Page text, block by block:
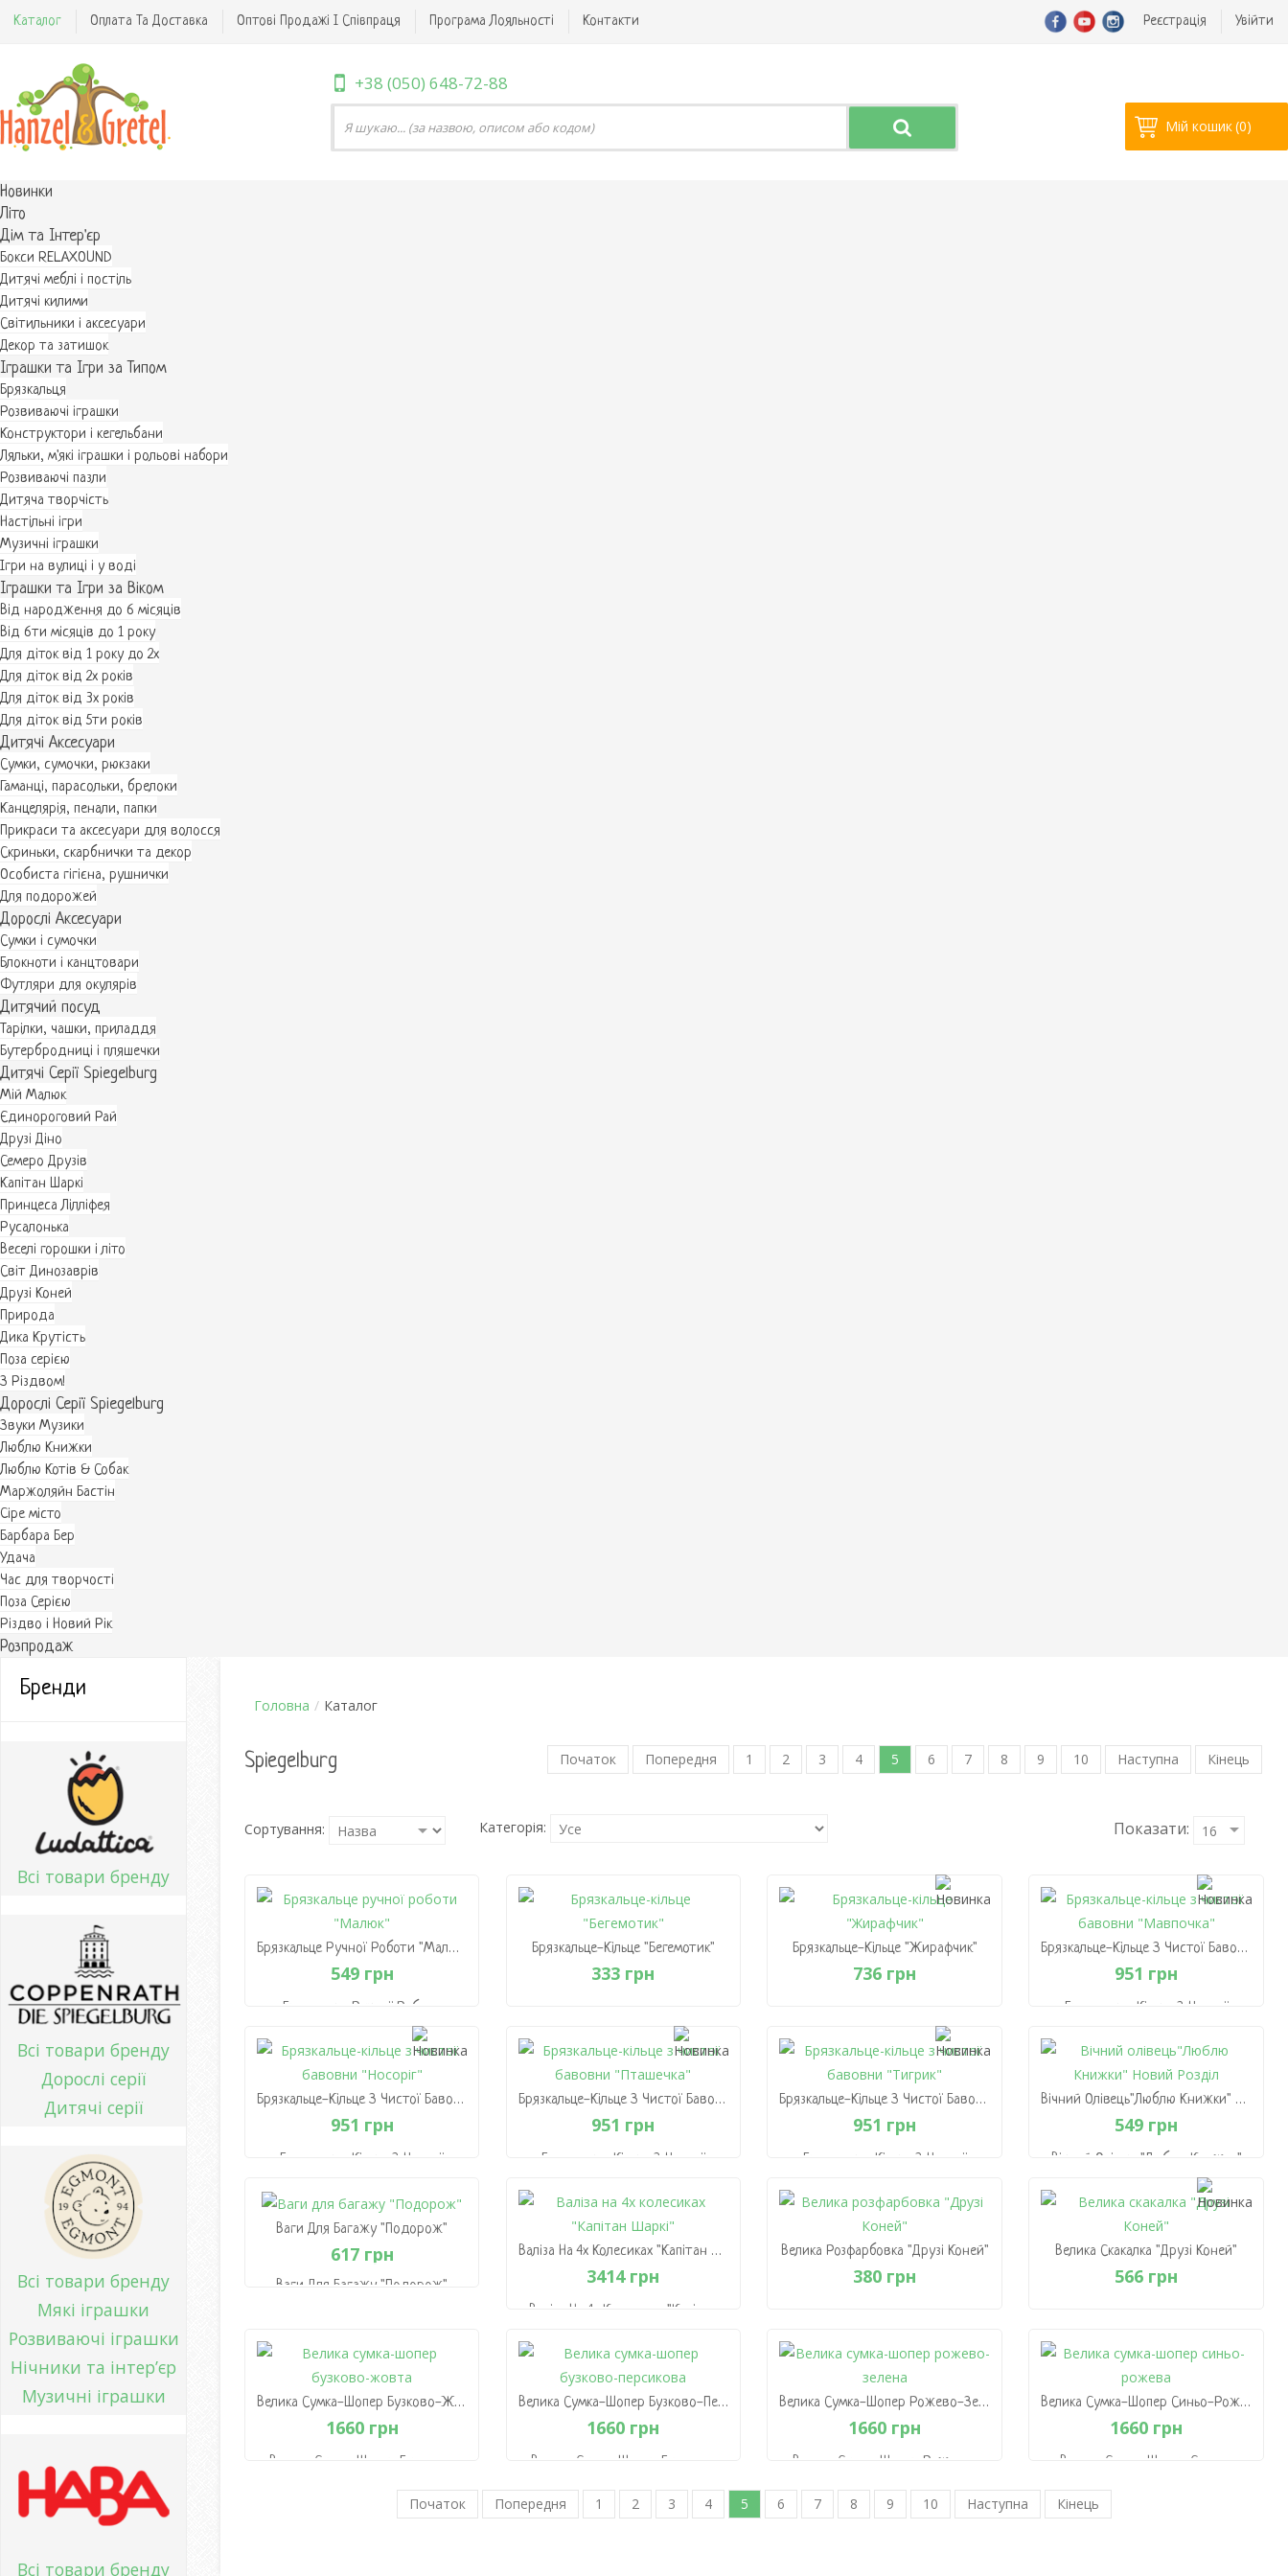
Каталог Оплата Та Доставка Оптові Продажі І Співпраця Програма Лояльності Контакти Реєстрація Увійти
+38 (050) 648-72-88
Мій кошик(0)
Новинки
Літо
Дім та Інтер'єр
Бокси RELAXOUND
Дитячі меблі і постіль
Дитячі килими
Світильники і аксесуари
Декор та затишок
Іграшки та Ігри за Типом
Брязкальця
Розвиваючі іграшки
Конструктори і кегельбани
Ляльки, м'які іграшки і рольові набори
Розвиваючі пазли
Дитяча творчість
Настільні ігри
Музичні іграшки
Ігри на вулиці і у воді
Іграшки та Ігри за Віком
Від народження до 6 місяців
Від 6ти місяців до 1 року
Для діток від 1 року до 2х
Для діток від 2х років
Для діток від 3х років
Для діток від 5ти років
Дитячі Аксесуари
Сумки, сумочки, рюкзаки
Гаманці, парасольки, брелоки
Канцелярія, пенали, папки
Прикраси та аксесуари для волосся
Скриньки, скарбнички та декор
Особиста гігієна, рушнички
Для подорожей
Дорослі Аксесуари
Сумки і сумочки
Блокноти і канцтовари
Футляри для окулярів
Дитячий посуд
Тарілки, чашки, приладдя
Бутербродниці і пляшечки
Дитячі Серії Spiegelburg
Мій Малюк
Єдинороговий Рай
Друзі Діно
Семеро Друзів
Капітан Шаркі
Принцеса Лілліфея
Русалонька
Веселі горошки і літо
Світ Динозаврів
Друзі Коней
Природа
Дика Крутість
Поза серією
З Різдвом!
Дорослі Серії Spiegelburg
Звуки Музики
Люблю Книжки
Люблю Котів & Собак
Маржоляйн Бастін
Cіре місто
Барбара Бер
Удача
Час для творчості
Поза Серією
Різдво і Новий Рік
Розпродаж
Бренди
Всі товари бренду
Всі товари бренду
Дорослі серії
Дитячі серії
Всі товари бренду
Мякі іграшки
Розвиваючі іграшки
Нічники та інтер’єр
Музичні іграшки
Всі товари бренду
Головна / Каталог
Початок Попередня 1 2 3 4 5 6 7 8 9 10 Наступна Кінець
Spiegelburg
Сортування: Категорія: Показати:
Брязкальце Ручної Роботи "Малюк"
549 грн
Брязкальце Ручної Роботи
549 грн
В Кошик
Брязкальце-Кільце "Бегемотик"
333 грн
Брязкальце-Кільце "Бегемотик"
333 грн
В Кошик
Брязкальце-Кільце "Жирафчик"
736 грн
Брязкальце-Кільце "Жирафчик"
736 грн
В Кошик
Брязкальце-Кільце З Чистої Бавовни "Мавпочка"
951 грн
Брязкальце-Кільце З Чистої
951 грн
В Кошик
Брязкальце-Кільце З Чистої Бавовни "Носоріг"
951 грн
Брязкальце-Кільце З Чистої
951 грн
В Кошик
Брязкальце-Кільце З Чистої Бавовни "Пташечка"
951 грн
Брязкальце-Кільце З Чистої
951 грн
В Кошик
Брязкальце-Кільце З Чистої Бавовни "Тигрик"
951 грн
Брязкальце-Кільце З Чистої
951 грн
В Кошик
Вічний Олівець"Люблю Книжки" Новий Розділ
549 грн
Вічний Олівець"Люблю Книжки"
549 грн
В Кошик
Ваги Для Багажу "Подорож"
617 грн
Ваги Для Багажу "Подорож"
В Кошик
Валіза На 4х Колесиках "Капітан Шаркі"
3414 грн
Валіза На 4х Колесиках "Капітан
3414 грн
В Кошик
Велика Розфарбовка "Друзі Коней"
380 грн
380 грн
В Кошик
Велика Скакалка "Друзі Коней"
566 грн
566 грн
В Кошик
Велика Сумка-Шопер Бузково-Жовта
1660 грн
Велика Сумка-Шопер Бузково-
Велика Сумка-Шопер Бузково-Персикова
1660 грн
Велика Сумка-Шопер Бузково-
1660 грн
Велика Сумка-Шопер Рожево-Зелена
1660 грн
Велика Сумка-Шопер Рожево-
1660 грн
Велика Сумка-Шопер Синьо-Рожева
1660 грн
Велика Сумка-Шопер Синьо-
Початок Попередня 1 2 3 4 5 6 7 8 9 10 Наступна Кінець